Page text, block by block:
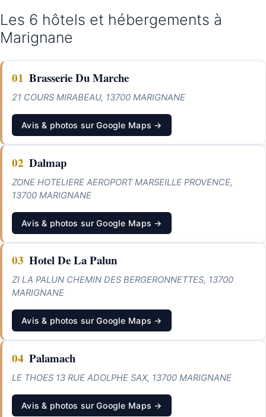
Les 6 hôtels et hébergements à
Marignane
01 Brasserie Du Marche
21 COURS MIRABEAU, 13700 MARIGNANE
Avis & photos sur Google Maps →
02 Dalmap
ZONE HOTELIERE AEROPORT MARSEILLE PROVENCE,
13700 MARIGNANE
Avis & photos sur Google Maps →
03 Hotel De La Palun
ZI LA PALUN CHEMIN DES BERGERONNETTES, 13700
MARIGNANE
Avis & photos sur Google Maps →
04 Palamach
LE THOES 13 RUE ADOLPHE SAX, 13700 MARIGNANE
Avis & photos sur Google Maps →